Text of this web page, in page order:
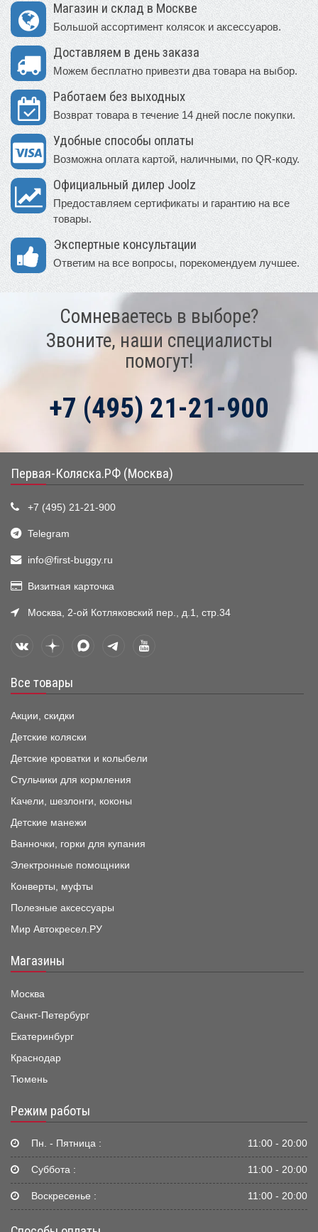
Магазин и склад в Москве
Большой ассортимент колясок и аксессуаров.
Доставляем в день заказа
Можем бесплатно привезти два товара на выбор.
Работаем без выходных
Возврат товара в течение 14 дней после покупки.
Удобные способы оплаты
Возможна оплата картой, наличными, по QR-коду.
Официальный дилер Joolz
Предоставляем сертификаты и гарантию на все
товары.
Экспертные консультации
Ответим на все вопросы, порекомендуем лучшее.
Сомневаетесь в выборе?
Звоните, наши специалисты
помогут!
+7 (495) 21-21-900
Первая-Коляска.РФ (Москва)
+7 (495) 21-21-900
Telegram
info@first-buggy.ru
Визитная карточка
Москва, 2-ой Котляковский пер., д.1, стр.34
Все товары
Акции, скидки
Детские коляски
Детские кроватки и колыбели
Стульчики для кормления
Качели, шезлонги, коконы
Детские манежи
Ванночки, горки для купания
Электронные помощники
Конверты, муфты
Полезные аксессуары
Мир Автокресел.РУ
Магазины
Москва
Санкт-Петербург
Екатеринбург
Краснодар
Тюмень
Режим работы
Пн. - Пятница : 11:00 - 20:00
Суббота : 11:00 - 20:00
Воскресенье : 11:00 - 20:00